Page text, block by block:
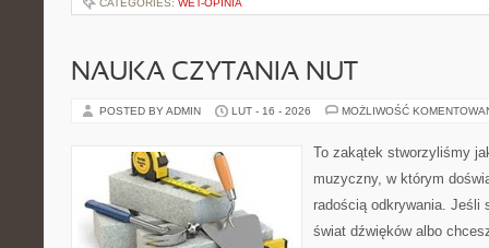
CATEGORIES: WET-OPINIA
NAUKA CZYTANIA NUT
POSTED BY ADMIN LUT - 16 - 2026 MOŻLIWOŚĆ
To zakątek stworzyliśmy
muzyczny, w którym
radością odkrywania. Jeśli
świat dźwięków albo